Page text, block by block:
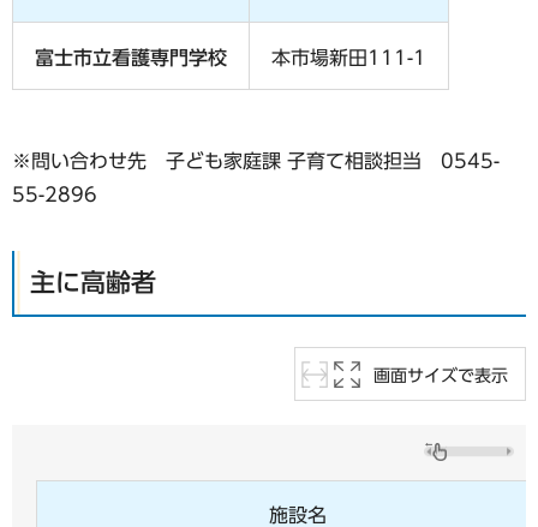
富士市立看護専門学校 本市場新田111-1
※問い合わせ先 子ども家庭課 子育て相談担当 0545-
55-2896
主に高齢者
画面サイズで表示
施設名